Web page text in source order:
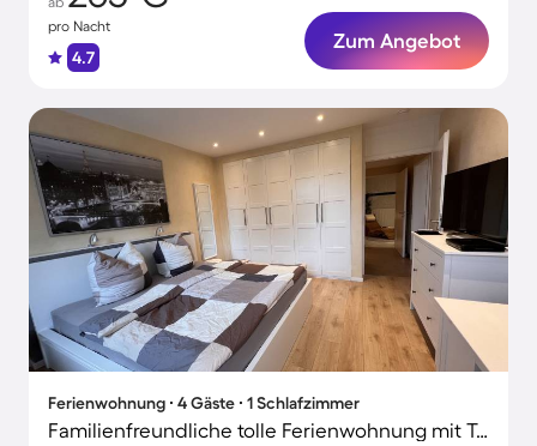
pro Nacht
4.7
Zum Angebot
Ferienwohnung ∙ 4 Gäste ∙ 1 Schlafzimmer
Familienfreundliche tolle Ferienwohnung mit Terrasse, Garten und Sauna | Perfekt für die Arbeit von Zuhause | Haustierfreundlich